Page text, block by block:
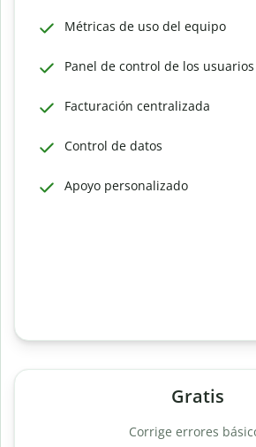
Métricas de uso del equipo
Panel de control de los usuarios
Facturación centralizada
Control de datos
Apoyo personalizado
Gratis
Corrige errores